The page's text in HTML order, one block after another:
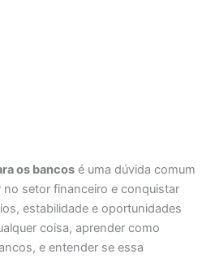
os bancosé uma dúvida comum
setor financeiro e conquistar
estabilidade e oportunidades
coisa, aprender como
e entender se essa